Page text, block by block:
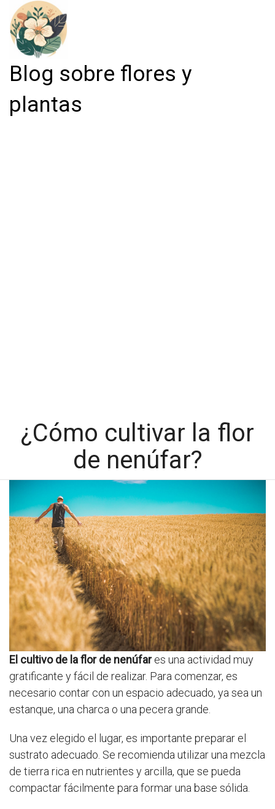
Blog sobre flores y
plantas
¿Cómo cultivar la flor
de nenúfar?
El cultivo de la flor de nenúfares una actividad muy
gratificante y fácil de realizar. Para comenzar, es
necesario contar con un espacio adecuado, ya sea un
estanque, una charca o una pecera grande.
Una vez elegido el lugar, es importante preparar el
sustrato adecuado. Se recomienda utilizar una mezcla
de tierra rica en nutrientes y arcilla, que se pueda
compactar fácilmente para formar una base sólida.